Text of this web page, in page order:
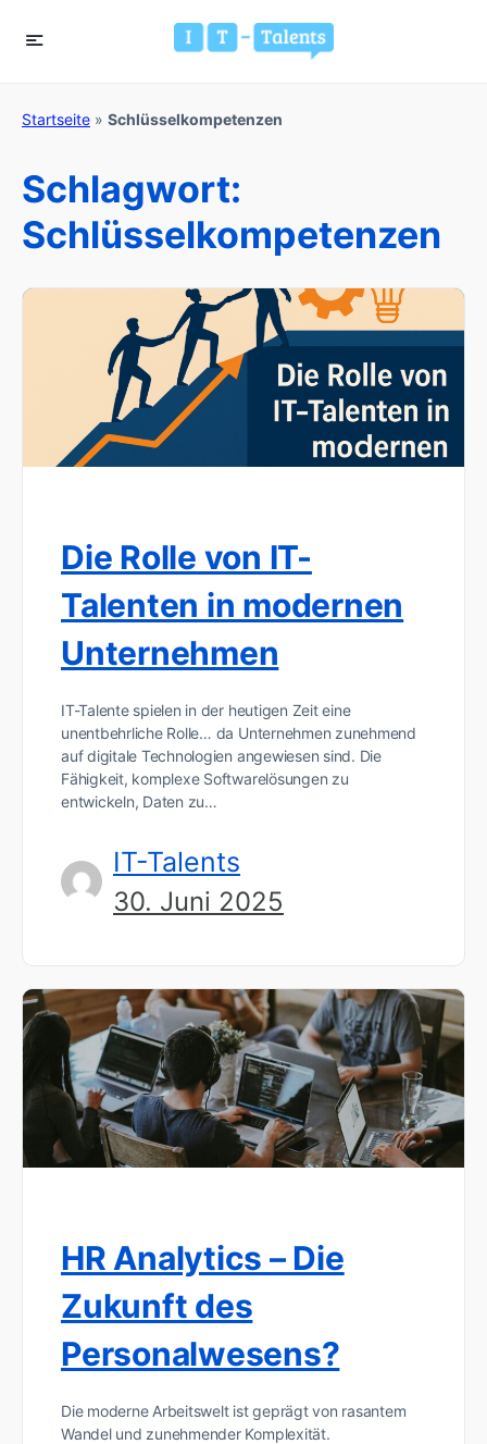
Startseite » Schlüsselkompetenzen
Schlagwort:
Schlüsselkompetenzen
Die Rolle von IT-
Talenten in modernen
Unternehmen
IT-Talente spielen in der heutigen Zeit eine
unentbehrliche Rolle… da Unternehmen zunehmend
auf digitale Technologien angewiesen sind. Die
Fähigkeit, komplexe Softwarelösungen zu
entwickeln, Daten zu…
IT-Talents
30. Juni 2025
HR Analytics – Die
Zukunft des
Personalwesens?
Die moderne Arbeitswelt ist geprägt von rasantem
Wandel und zunehmender Komplexität.